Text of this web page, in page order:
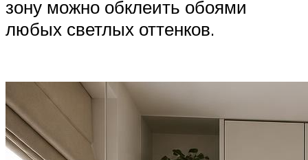
зону можно обклеить обоями
любых светлых оттенков.